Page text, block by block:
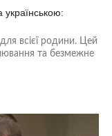
українською:
всієї родини. Цей
та безмежне